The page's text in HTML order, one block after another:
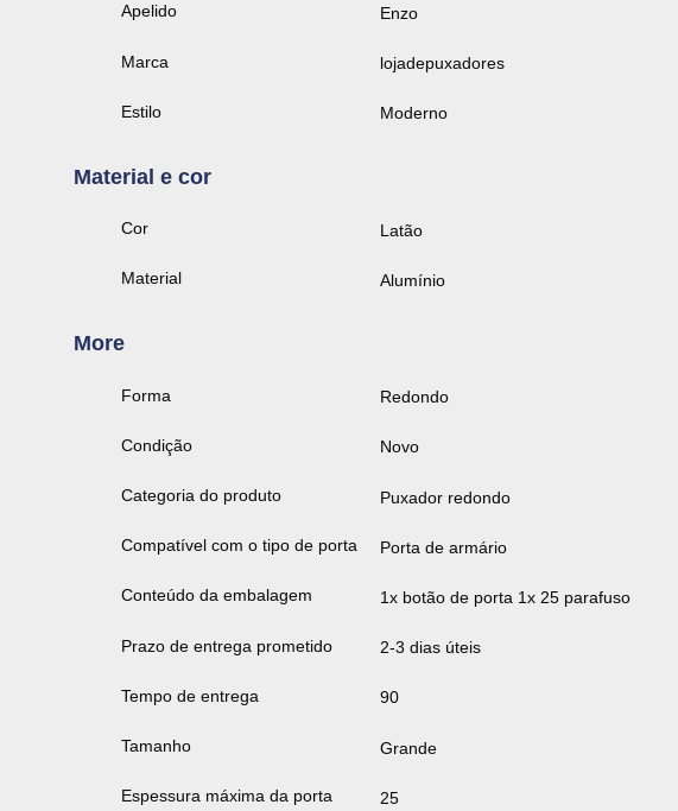
Apelido Enzo
Marca lojadepuxadores
Estilo Moderno
Material e cor
Cor Latão
Material Alumínio
More
Forma Redondo
Condição Novo
Categoria do produto Puxador redondo
Compatível com o tipo de porta Porta de armário
Conteúdo da embalagem 1x botão de porta 1x 25 parafuso
Prazo de entrega prometido 2-3 dias úteis
Tempo de entrega 90
Tamanho Grande
Espessura máxima da porta 25